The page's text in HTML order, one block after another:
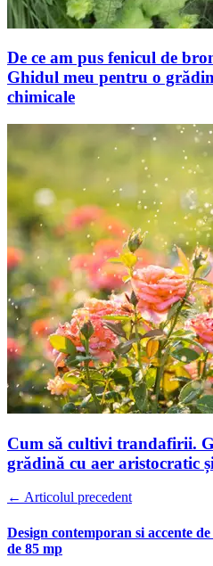
De ce am pus fenicul de
Ghidul meu pentru o
chimicale
Cum să cultivi trandafirii.
grădină cu aer aristocratic
← Articolul precedent
Design contemporan si accente
de 85 mp